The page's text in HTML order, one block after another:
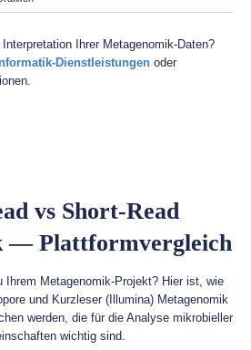
Ihrer Metagenomik-Daten?
Dienstleistungen oder
vs Short-Read
— Plattformvergleich
Ihrem Metagenomik-Projekt? Hier ist, wie
und Kurzleser (Illumina) Metagenomik
werden, die für die Analyse mikrobieller
wichtig sind.